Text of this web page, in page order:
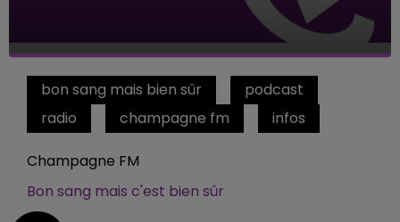
bon sang mais bien sûr
podcast
radio
champagne fm infos
Champagne FM
Bon sang mais c'est bien sûr